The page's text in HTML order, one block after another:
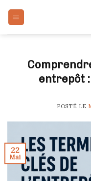
entrepôt
POSTÉ LE
22
Mai